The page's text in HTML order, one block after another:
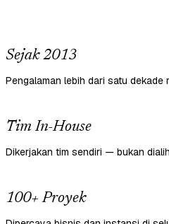
Sejak 2013
Pengalaman lebih dari satu dekade
Tim In-House
Dikerjakan tim sendiri — bukan
100+ Proyek